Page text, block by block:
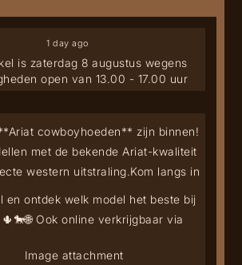
is zaterdag 8 augustus wegens
open van 13.00 - 17.00 uur
1 day ago
cowboyhoeden** zijn binnen!
met de bekende Ariat-kwaliteit
western uitstraling.Kom langs in
en ontdek welk model het beste bij
🌐 Ook online verkrijgbaar via